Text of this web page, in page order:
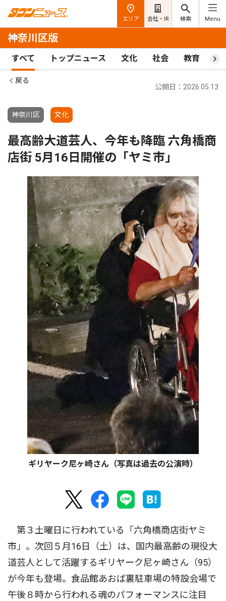
エリア 会社・IR 検索 Menu
神奈川区版
すべて トップニュース 文化 社会 教育 ス
戻る
神奈川区 文化
公開日：2026.05.13
最高齢大道芸人、今年も降臨 六角橋商
店街 5月16日開催の「ヤミ市」
ギリヤーク尼ヶ崎さん（写真は過去の公演時）
第３土曜日に行われている「六角橋商店街ヤミ
市」。次回５月16日（土）は、国内最高齢の現役大
道芸人として活躍するギリヤーク尼ヶ崎さん（95）
が今年も登場。食品館あおば裏駐車場の特設会場で
午後８時から行われる魂のパフォーマンスに注目